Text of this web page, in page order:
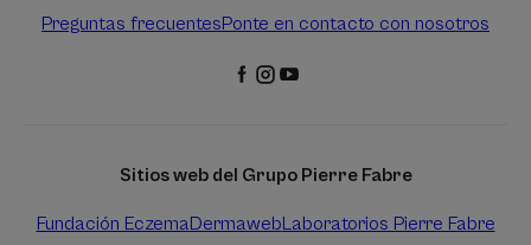
Preguntas frecuentesPonte en contacto con nosotros
Sitios web del Grupo Pierre Fabre
Fundación EczemaDermawebLaboratorios Pierre Fabre